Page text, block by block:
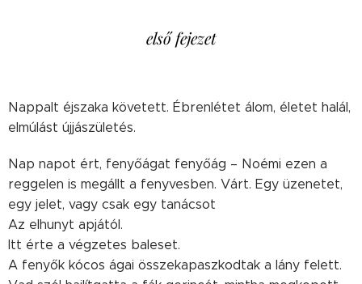
első fejezet
Nappalt éjszaka követett. Ébrenlétet álom, életet halál,
elmúlást újjászületés.
Nap napot ért, fenyőágat fenyőág – Noémi ezen a
reggelen is megállt a fenyvesben. Várt. Egy üzenetet,
egy jelet, vagy csak egy tanácsot
Az elhunyt apjától.
Itt érte a végzetes baleset.
A fenyők kócos ágai összekapaszkodtak a lány felett.